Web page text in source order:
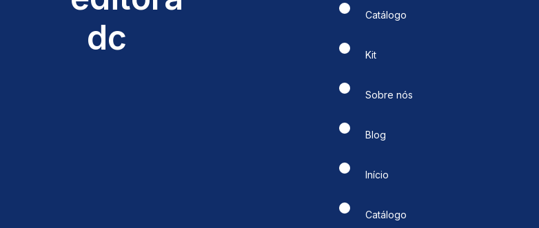
Catálogo
Kit
Sobre nós
Blog
Início
Catálogo